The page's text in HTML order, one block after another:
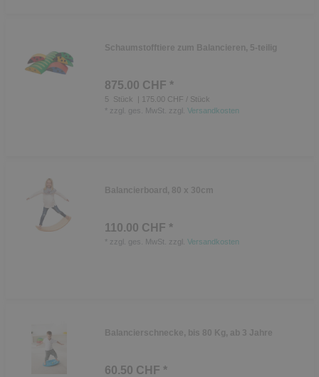
Schaumstofftiere zum Balancieren, 5-teilig
875.00 CHF *
5 Stück
| 175.00 CHF / Stück
zzgl. ges. MwSt. zzgl. Versandkosten
Balancierboard, 80 x 30cm
110.00 CHF *
zzgl. ges. MwSt. zzgl. Versandkosten
Balancierschnecke, bis 80 Kg, ab 3 Jahre
60.50 CHF *